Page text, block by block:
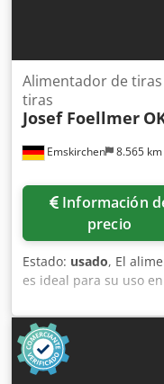
Emskirchen 8.565 km
Alimentador de
tiras
Josef Foellmer
Información de
precio
Estado: usado, El
es ideal para su uso
fabricantes.
SM74, SM102, XL106
de pestañas Josef
91882 Inserter de
regulable Dkedpfx